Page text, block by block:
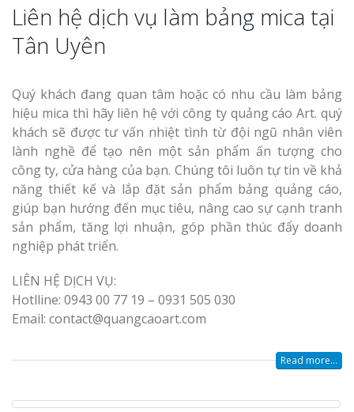
Liên hệ dịch vụ làm bảng mica tại
Tân Uyên
Quý khách đang quan tâm hoặc có nhu cầu làm bảng
hiệu mica thì hãy liên hệ với công ty quảng cáo Art. quý
khách sẽ được tư vấn nhiệt tình từ đội ngũ nhân viên
lành nghề để tạo nên một sản phẩm ấn tượng cho
công ty, cửa hàng của bạn. Chúng tôi luôn tự tin về khả
năng thiết kế và lắp đặt sản phẩm bảng quảng cáo,
giúp bạn hướng đến mục tiêu, nâng cao sự cạnh tranh
sản phẩm, tăng lợi nhuận, góp phần thúc đẩy doanh
nghiệp phát triển.
LIÊN HỆ DỊCH VỤ:
Hotlline: 0943 00 77 19 – 0931 505 030
Email: contact@quangcaoart.com
Read more...